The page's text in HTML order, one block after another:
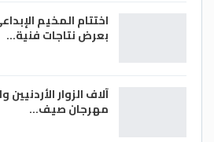
اختتام المخيم
بعرض نتاجات فنية…
آلاف الزوار
مهرجان صيف…